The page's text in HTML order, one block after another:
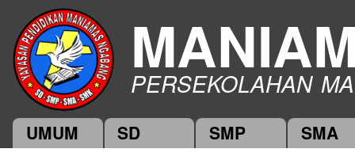
PERSEKOLAHAN
Main menu
UMUM SD SMP SMA